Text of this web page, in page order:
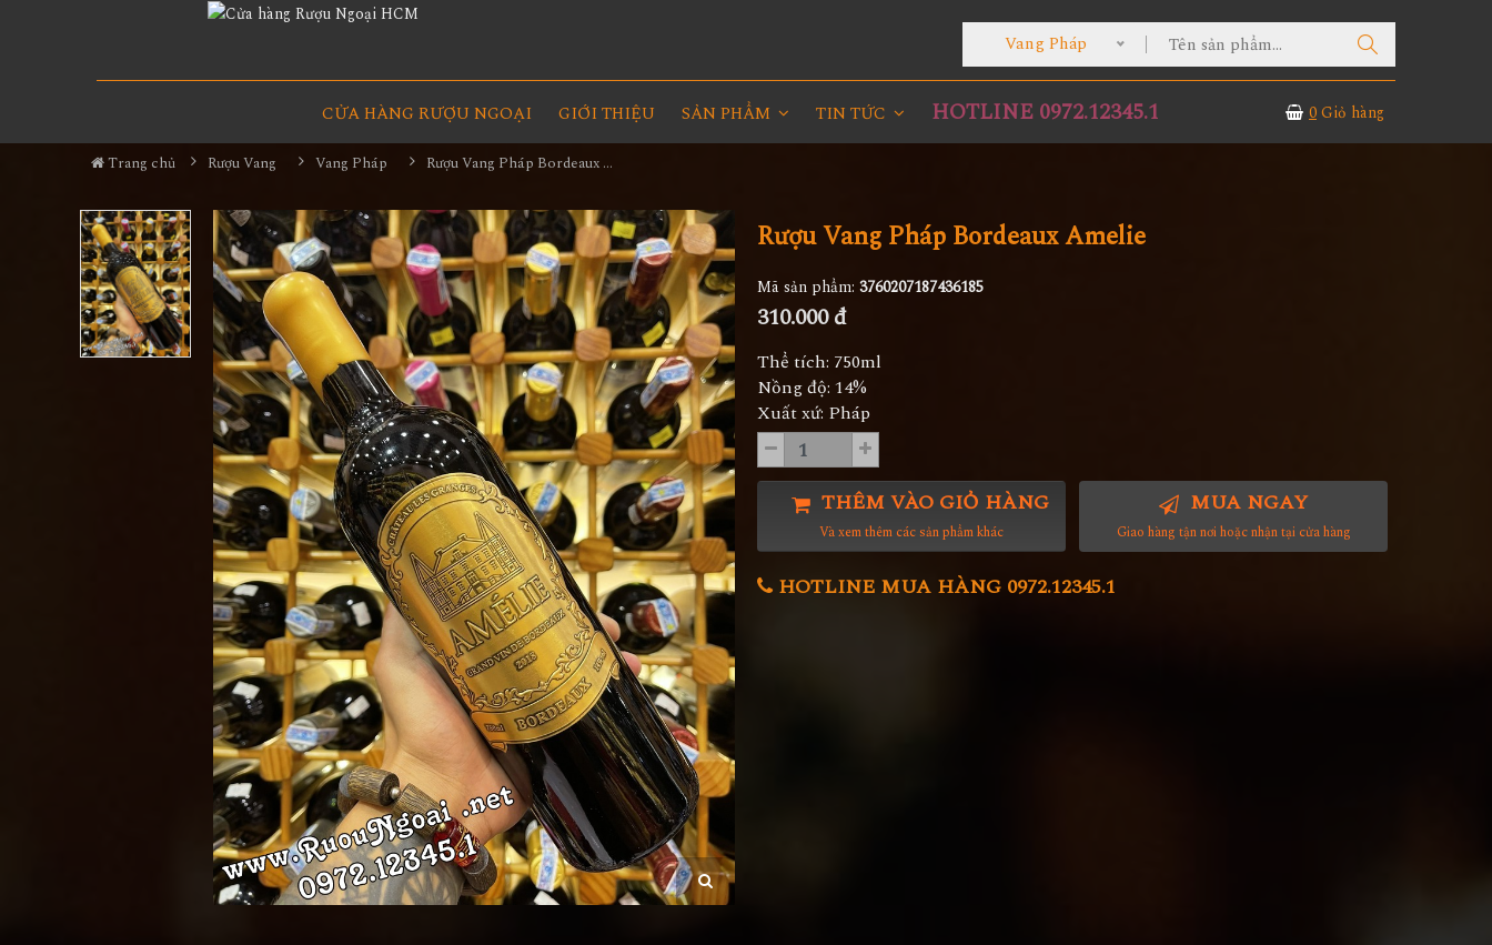
Vang Pháp
CỬA HÀNG RƯỢU NGOẠI GIỚI THIỆU SẢN PHẨM TIN TỨC HOTLINE 0972.12345.1 0Giỏ hàng
Trang chủ Rượu Vang Vang Pháp Rượu Vang Pháp Bordeaux Amelie
Rượu Vang Pháp Bordeaux Amelie
Mã sản phẩm: 3760207187436185
310.000 đ
Thể tích: 750ml
Nồng độ: 14%
Xuất xứ: Pháp
THÊM VÀO GIỎ HÀNG
Và xem thêm các sản phẩm khác
MUA NGAY
Giao hàng tận nơi hoặc nhận tại cửa hàng
HOTLINE MUA HÀNG 0972.12345.1